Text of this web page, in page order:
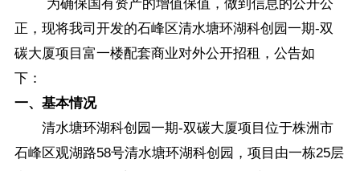
为确保国有资产的增值保值，做到信息的公开公
正，现将我司开发的石峰区清水塘环湖科创园一期-双
碳大厦项目富一楼配套商业对外公开招租，公告如
下：
一、基本情况
清水塘环湖科创园一期-双碳大厦项目位于株洲市
石峰区观湖路58号清水塘环湖科创园，项目由一栋25层